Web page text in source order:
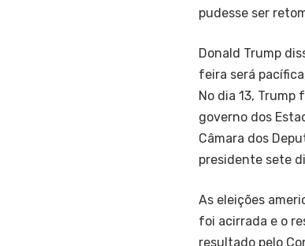
pudesse ser
Donald Trump
feira será
No dia 13,
governo dos
Câmara dos
presidente sete
As eleições
foi acirrada e o
resultado pelo